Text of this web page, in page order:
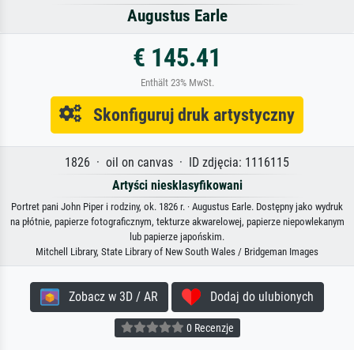
Augustus Earle
€ 145.41
Enthält 23% MwSt.
Skonfiguruj druk artystyczny
1826 · oil on canvas · ID zdjęcia: 1116115
Artyści niesklasyfikowani
Portret pani John Piper i rodziny, ok. 1826 r. · Augustus Earle. Dostępny jako wydruk
na płótnie, papierze fotograficznym, tekturze akwarelowej, papierze niepowlekanym
lub papierze japońskim.
Mitchell Library, State Library of New South Wales / Bridgeman Images
Zobacz w 3D / AR Dodaj do ulubionych
0 Recenzje